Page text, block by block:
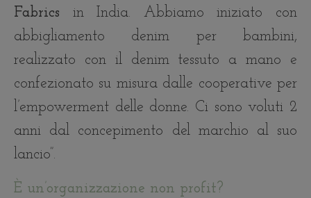
Fabrics in India. Abbiamo iniziato con
abbigliamento denim per bambini,
realizzato con il denim tessuto a mano e
confezionato su misura dalle cooperative per
l’empowerment delle donne. Ci sono voluti 2
anni dal concepimento del marchio al suo
lancio”.
È un’organizzazione non profit?